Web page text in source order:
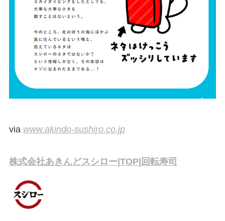
via www.akindo-sushiro.co.jp
株式会社あきんどスシロー|TOP|回転寿司